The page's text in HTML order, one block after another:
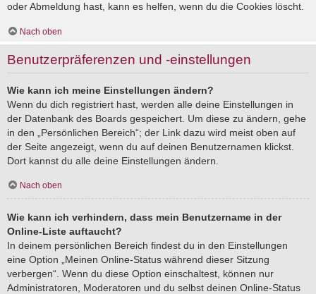
oder Abmeldung hast, kann es helfen, wenn du die Cookies löscht.
Nach oben
Benutzerpräferenzen und -einstellungen
Wie kann ich meine Einstellungen ändern?
Wenn du dich registriert hast, werden alle deine Einstellungen in
der Datenbank des Boards gespeichert. Um diese zu ändern, gehe
in den „Persönlichen Bereich“; der Link dazu wird meist oben auf
der Seite angezeigt, wenn du auf deinen Benutzernamen klickst.
Dort kannst du alle deine Einstellungen ändern.
Nach oben
Wie kann ich verhindern, dass mein Benutzername in der
Online-Liste auftaucht?
In deinem persönlichen Bereich findest du in den Einstellungen
eine Option „Meinen Online-Status während dieser Sitzung
verbergen“. Wenn du diese Option einschaltest, können nur
Administratoren, Moderatoren und du selbst deinen Online-Status